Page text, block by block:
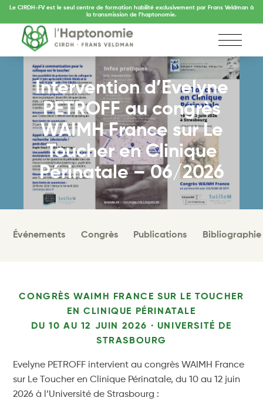
Le CIRDH-FV est le seul centre de formation habilité exclusivement par Frans Veldman à
la transmission de l’haptonomie.
Intervention d’Evelyne
PETROFF au congrès
WAIMH France sur Le
Toucher en Clinique
Périnatale – 06/2026
Événements Congrès Publications Bibliographie
CONGRÈS WAIMH FRANCE SUR LE TOUCHER
EN CLINIQUE PÉRINATALE
DU 10 AU 12 JUIN 2026 · UNIVERSITÉ DE
STRASBOURG
Evelyne PETROFF intervient au congrès WAIMH France
sur Le Toucher en Clinique Périnatale, du 10 au 12 juin
2026 à l’Université de Strasbourg :